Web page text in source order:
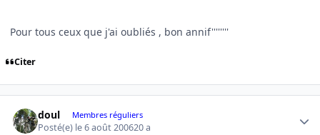
Pour tous ceux que j'ai oubliés , bon annif''''''''
Citer
doul Membres réguliers
Posté(e) le 6 août 200620 a